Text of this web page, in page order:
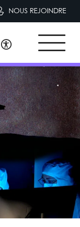
NOUS REJOINDRE